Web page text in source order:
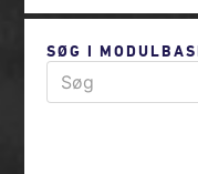
SØG I